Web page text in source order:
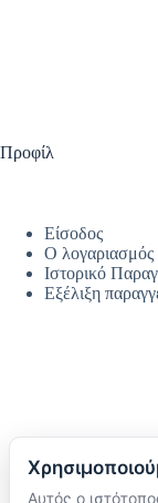
Προφίλ
Είσοδος
Ο
Ιστορικό
Εξέλιξη
Αυτός ο